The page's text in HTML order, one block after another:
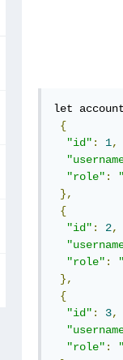
let
{
"id" : 1,
"role" :
},
{
"id" : 2,
"role" :
},
{
"id" : 3,
"role" :